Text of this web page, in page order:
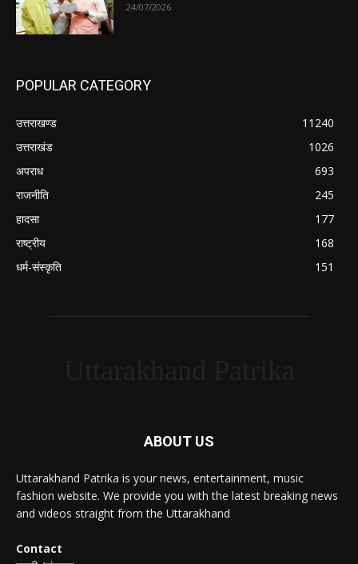
24/07/2026
POPULAR CATEGORY
उत्तराखण्ड
11240
उत्तराखंड
1026
अपराध
693
राजनीति
245
हादसा
177
राष्ट्रीय
168
धर्म-संस्कृति
151
ABOUT US
Uttarakhand Patrika is your news, entertainment, music
fashion website. We provide you with the latest breaking news
and videos straight from the Uttarakhand
Contact